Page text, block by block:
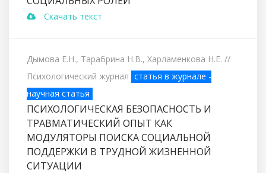
Скачать текст
Дымова Е.Н., Тарабрина Н.В., Харламенкова Н.Е. //
Психологический журнал статья в журнале -
научная статья
ПСИХОЛОГИЧЕСКАЯ БЕЗОПАСНОСТЬ И
ТРАВМАТИЧЕСКИЙ ОПЫТ КАК
МОДУЛЯТОРЫ ПОИСКА СОЦИАЛЬНОЙ
ПОДДЕРЖКИ В ТРУДНОЙ ЖИЗНЕННОЙ
СИТУАЦИИ